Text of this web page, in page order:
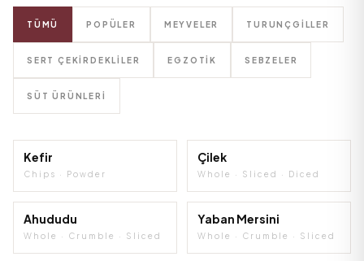
TÜMÜ POPÜLER MEYVELER TURUNÇGILLER
SERT ÇEKIRDEKLILER EGZOTIK SEBZELER
SÜT ÜRÜNLERI
YENİLİKÇİ
Kefir
Chips · Powder ÇOK SATAN
Çilek
Whole · Sliced · Diced
Ahududu
Whole · Crumble · Sliced ÇOK SATAN
Yaban Mersini
Whole · Crumble · Sliced